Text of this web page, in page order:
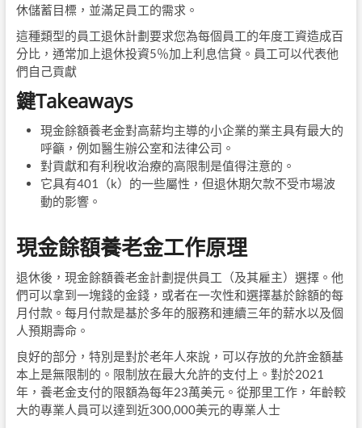
休儲蓄目標，並滿足員工的需求。
這種類型的員工退休計劃要求您為每個員工的年度工資造成百
分比，通常加上退休投資5％加上利息信貸。員工可以代表他
們自己貢獻
鍵Takeaways
現金餘額養老金對高薪均主導的小企業的業主具有最大的
呼籲，例如醫生辦公室和法律公司。
對貢獻和有利稅收治療的高限制是值得注意的。
它具有401（k）的一些屬性，但退休期欠款不受市場波
動的影響。
現金餘額養老金工作原理
退休後，現金餘額養老金計劃提供員工（及其雇主）選擇。他
們可以拿到一塊錢的金錢，或者在一次性和選擇基於餘額的每
月付款。每月付款是基於多年的服務和連續三年的薪水以及個
人預期壽命。
良好的部分，特別是對於老年人來說，可以存放的允許金額基
本上是無限制的。限制放在最大允許的支付上。對於2021
年，養老金支付的限額為每年23萬美元。從那里工作，年齡較
大的專業人員可以達到近300,000美元的專業人士